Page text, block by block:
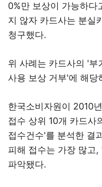
0%만 보상이 가능하다
지 않자 카드사는 분실
청구했다.
위 사례는 카드사의 '부
사용 보상 거부'에 해당
한국소비자원이 2010
접수 상위 10개 카드사
접수건수'를 분석한 결
피해 접수는 가장 많고,
파악됐다.